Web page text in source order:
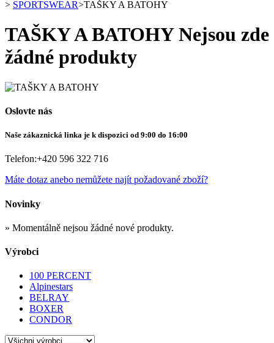
> SPORTSWEAR>TAŠKY A BATOHY
TAŠKY A BATOHYNejsou zde
žádné produkty
Oslovte nás
Naše zákaznická linka je k dispozici od 9:00 do 16:00
Telefon:+420 596 322 716
Máte dotaz anebo nemůžete najít požadované zboží?
Novinky
» Momentálně nejsou žádné nové produkty.
Výrobci
100 PERCENT
Alpinestars
BELRAY
BOXER
CONDOR